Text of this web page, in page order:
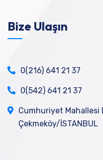
Bize Ulaşın
0(216) 641 21 37
0(542) 641 21 37
Cumhuriyet Mahallesi
Çekmeköy/İSTANBUL